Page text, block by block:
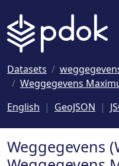
Datasets
Weggegevens
English
GeoJSON
Weggegevens